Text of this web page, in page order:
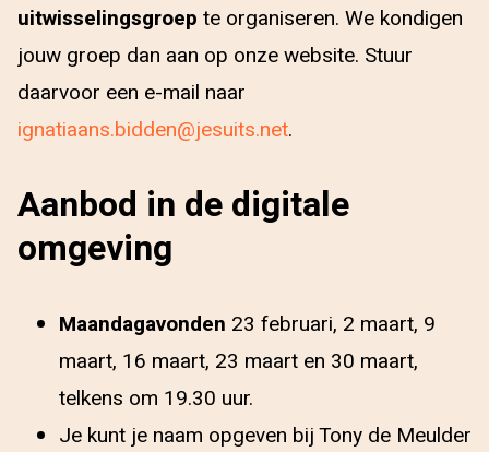
uitwisselingsgroep te organiseren. We kondigen
jouw groep dan aan op onze website. Stuur
daarvoor een e-mail naar
ignatiaans.bidden@jesuits.net.
Aanbod in de digitale
omgeving
Maandagavonden 23 februari, 2 maart, 9
maart, 16 maart, 23 maart en 30 maart,
telkens om 19.30 uur.
Je kunt je naam opgeven bij Tony de Meulder